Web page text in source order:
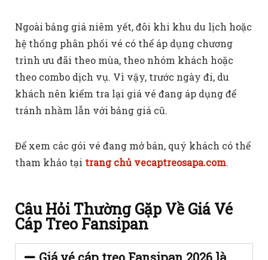
Ngoài bảng giá niêm yết, đôi khi khu du lịch hoặc
hệ thống phân phối vé có thể áp dụng chương
trình ưu đãi theo mùa, theo nhóm khách hoặc
theo combo dịch vụ. Vì vậy, trước ngày đi, du
khách nên kiểm tra lại giá vé đang áp dụng để
tránh nhầm lẫn với bảng giá cũ.
Để xem các gói vé đang mở bán, quý khách có thể
tham khảo tại trang chủ vecaptreosapa.com.
Câu Hỏi Thường Gặp Về Giá Vé
Cáp Treo Fansipan